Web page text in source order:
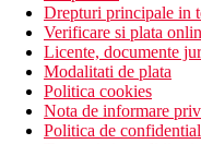
Drepturi principale in
Verificare si plata
Licente, documente
Modalitati de plata
Politica cookies
Nota de informare
Politica de